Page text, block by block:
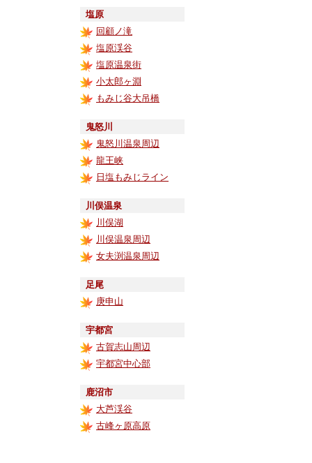
塩原
回顧ノ滝
塩原渓谷
塩原温泉街
小太郎ヶ淵
もみじ谷大吊橋
鬼怒川
鬼怒川温泉周辺
龍王峡
日塩もみじライン
川俣温泉
川俣湖
川俣温泉周辺
女夫渕温泉周辺
足尾
庚申山
宇都宮
古賀志山周辺
宇都宮中心部
鹿沼市
大芦渓谷
古峰ヶ原高原